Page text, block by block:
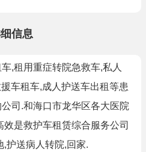
信息
,租用重症转院急救车,私人
车租车,成人护送车出租等患
司.和海口市龙华区各大医院
是救护车租赁综合服务公司
,护送病人转院,回家.